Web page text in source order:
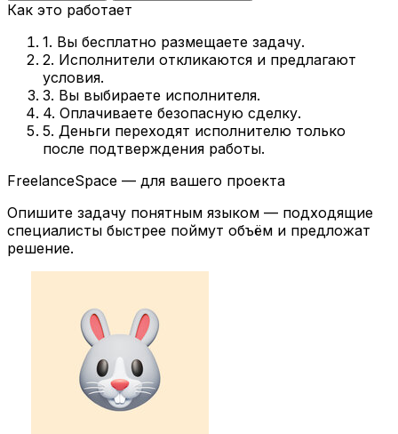
Как это работает
1. Вы бесплатно размещаете задачу.
2. Исполнители откликаются и предлагают
условия.
3. Вы выбираете исполнителя.
4. Оплачиваете безопасную сделку.
5. Деньги переходят исполнителю только
после подтверждения работы.
FreelanceSpace — для вашего проекта
Опишите задачу понятным языком — подходящие
специалисты быстрее поймут объём и предложат
решение.